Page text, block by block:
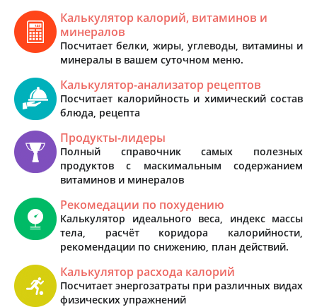
Калькулятор калорий, витаминов и
минералов
Посчитает белки, жиры, углеводы, витамины и
минералы в вашем суточном меню.
Калькулятор-анализатор рецептов
Посчитает калорийность и химический состав
блюда, рецепта
Продукты-лидеры
Полный справочник самых полезных
продуктов с маскимальным содержанием
витаминов и минералов
Рекомедации по похудению
Калькулятор идеального веса, индекс массы
тела, расчёт коридора калорийности,
рекомендации по снижению, план действий.
Калькулятор расхода калорий
Посчитает энергозатраты при различных видах
физических упражнений